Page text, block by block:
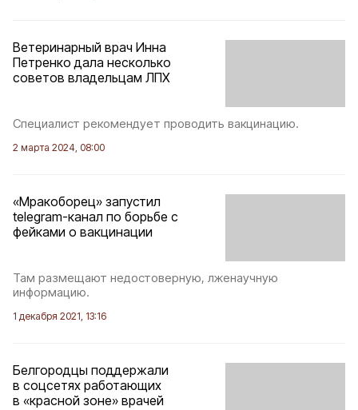
Ветеринарный врач Инна
Петренко дала несколько
советов владельцам ЛПХ
Специалист рекомендует проводить вакцинацию.
2 марта 2024, 08:00
«Мракоборец» запустил
telegram-канал по борьбе с
фейками о вакцинации
Там размещают недостоверную, лженаучную
информацию.
1 декабря 2021, 13:16
Белгородцы поддержали
в соцсетях работающих
в «красной зоне» врачей